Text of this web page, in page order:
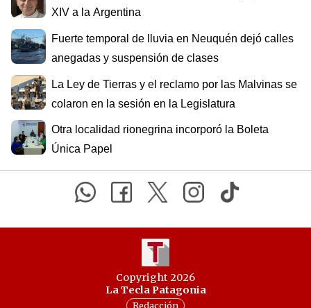
XIV a la Argentina
Fuerte temporal de lluvia en Neuquén dejó calles
anegadas y suspensión de clases
La Ley de Tierras y el reclamo por las Malvinas se
colaron en la sesión en la Legislatura
Otra localidad rionegrina incorporó la Boleta
Única Papel
Copyright 2026
La Tecla Patagonia
Redacción